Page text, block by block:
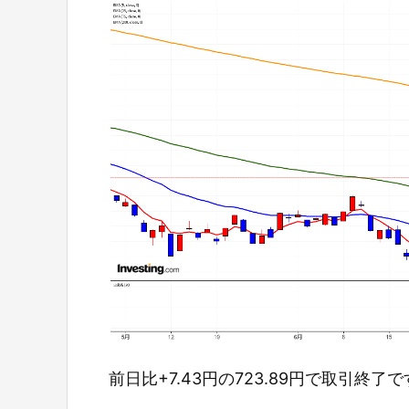
前日比+7.43円の723.89円で取引終了で